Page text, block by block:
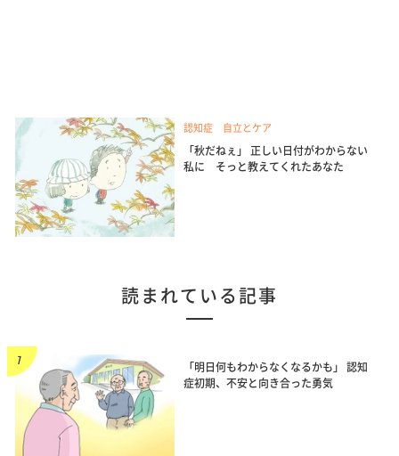
認知症 自立とケア
「秋だねぇ」 正しい日付がわからない
私に そっと教えてくれたあなた
読まれている記事
「明日何もわからなくなるかも」 認知
症初期、不安と向き合った勇気